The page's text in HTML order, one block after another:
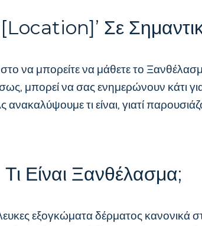
Σε
να μπορείτε να μάθετε το
μπορεί να σας ενημερώνουν κάτι
τι είναι, γιατί
Τι Είναι Ξανθέλασμα;
εξογκώματα δέρματος κανονικά